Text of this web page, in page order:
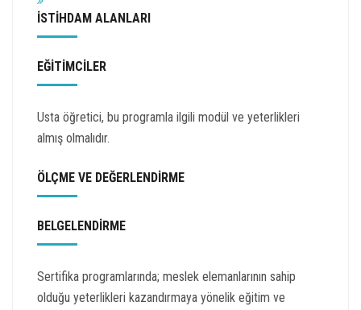
İSTİHDAM ALANLARI
EĞİTİMCİLER
Usta öğretici, bu programla ilgili modül ve yeterlikleri
almış olmalıdır.
ÖLÇME VE DEĞERLENDİRME
BELGELENDİRME
Sertifika programlarında; meslek elemanlarının sahip
olduğu yeterlikleri kazandırmaya yönelik eğitim ve